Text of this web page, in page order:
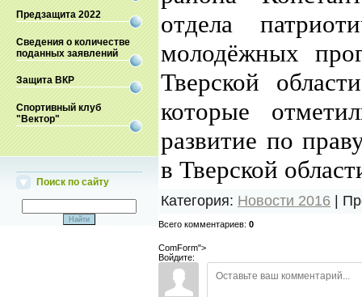
Предзащита 2022
Сведения о количестве
поданных заявлений
Защита ВКР
Спортивный клуб
"Вектор"
Поиск по сайту
отдела
молодёжных
Тверской
которые
развитие по
в Тверской
Категория: Новости 2016 |
Всего комментариев: 0
ComForm">
Войдите: